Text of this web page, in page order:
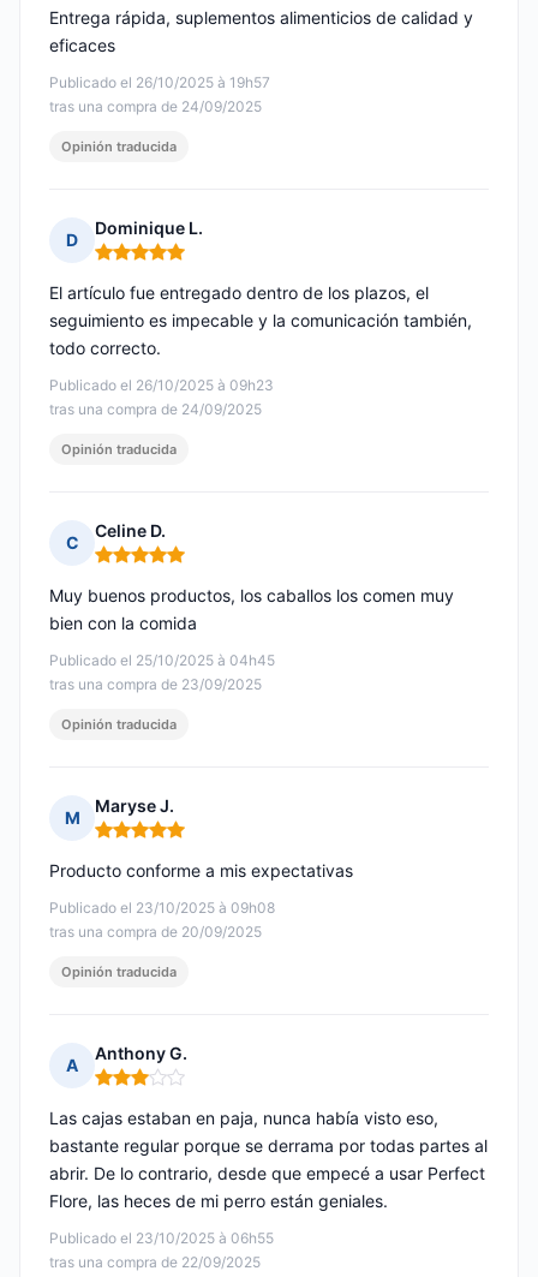
Publicado el 26/10/2025 à 19h57
tras una compra de 24/09/2025
Entrega rápida, suplementos alimenticios de calidad y
eficaces
Opinión traducida
D
Dominique L.
Nota: 5 de 5
Publicado el 26/10/2025 à 09h23
tras una compra de 24/09/2025
El artículo fue entregado dentro de los plazos, el
seguimiento es impecable y la comunicación también,
todo correcto.
Opinión traducida
C
Celine D.
Nota: 5 de 5
Publicado el 25/10/2025 à 04h45
tras una compra de 23/09/2025
Muy buenos productos, los caballos los comen muy
bien con la comida
Opinión traducida
M
Maryse J.
Nota: 5 de 5
Publicado el 23/10/2025 à 09h08
tras una compra de 20/09/2025
Producto conforme a mis expectativas
Opinión traducida
A
Anthony G.
Nota: 3 de 5
Publicado el 23/10/2025 à 06h55
tras una compra de 22/09/2025
Las cajas estaban en paja, nunca había visto eso,
bastante regular porque se derrama por todas partes al
abrir. De lo contrario, desde que empecé a usar Perfect
Flore, las heces de mi perro están geniales.